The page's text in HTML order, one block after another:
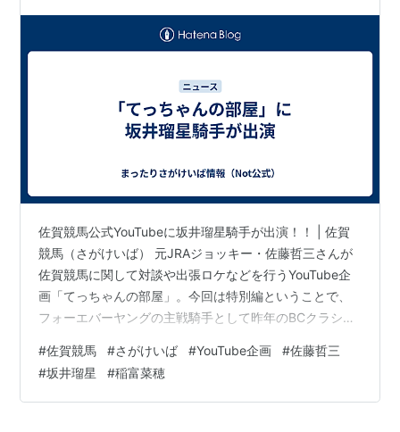
（1996年朝日杯3歳ステークス、
1996年京成杯3歳S、1996年函館3歳S）
ミッキーダンス（2001年金鯱賞、2000年小倉記念、
2004年・2005年金鯱賞、2002年朝日チャレンジカ
ップ）
サクラセンチュリー（2005年日経新春杯、2005年
アルゼンチン共和国杯、2004年鳴尾記念）
インティライミ（2005年京都新聞杯、2007年京都大
賞典、2007年朝日チャレンジカップ）
メイショウバトラー（2006年プロキオンS、2006年
佐賀競馬公式YouTubeに坂井瑠星騎手が出演！！ | 佐賀
競馬（さがけいば） 元JRAジョッキー・佐藤哲三さんが
佐賀競馬に関して対談や出張ロケなどを行うYouTube企
画「てっちゃんの部屋」。今回は特別編ということで、
フォーエバーヤングの主戦騎手として昨年のBCクラシッ
手を特別ゲストに迎えました！ 昨年のBCクラシックと一
昨年のJBCクラシック（佐賀）の回顧、坂井騎手のキャ
リア全体の振り返り、佐賀競馬の新人二人（長谷川騎
#佐賀競馬 #さがけいば #YouTube企画 #佐藤哲三
#坂井瑠星 #稲富菜穂